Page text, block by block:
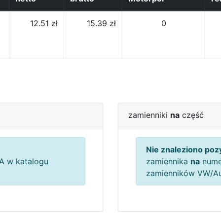
12.51 zł 15.39 zł 0
w katalogu
zamienniki na część
Nie znaleziono
zamiennika na
zamienników VW/